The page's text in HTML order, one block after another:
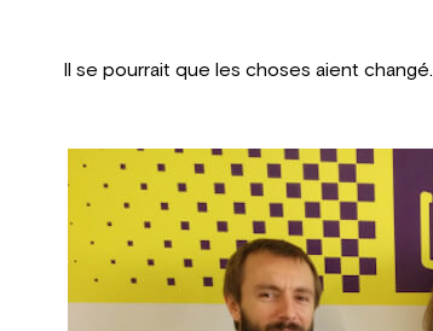
Il se pourrait que les choses aient changé.